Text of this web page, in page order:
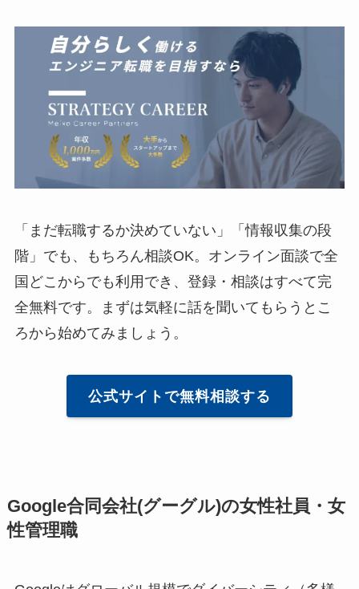
「まだ転職するか決めていない」「情報収集の段
階」でも、もちろん相談OK。オンライン面談で全
国どこからでも利用でき、登録・相談はすべて完
全無料です。まずは気軽に話を聞いてもらうとこ
ろから始めてみましょう。
公式サイトで無料相談する
Google合同会社(グーグル)の女性社員・女
性管理職